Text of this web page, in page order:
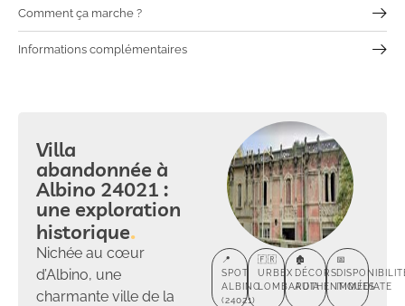
Comment ça marche ?
Informations complémentaires
Villa
abandonnée à
Albino 24021 :
une exploration
historique
Nichée au cœur
d’Albino, une
charmante ville de la
📍
SPOT
ALBINO
(24021)
🇫🇷
URBEX
LOMBARDIA
🏚️
DÉCORS
AUTHENTIQUES
📅
IMMÉDIATE